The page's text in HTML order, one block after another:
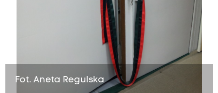
Fot. Aneta Regulska